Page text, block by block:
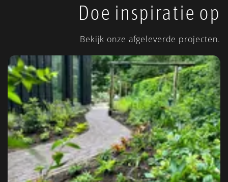
Doe inspiratie op
Bekijk onze afgeleverde projecten.